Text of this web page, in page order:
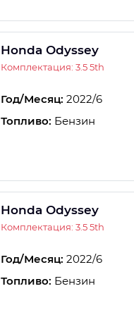
Honda Odyssey
Комплектация: 3.5 5th
Год/Месяц: 2022/6
Топливо: Бензин
Honda Odyssey
Комплектация: 3.5 5th
Год/Месяц: 2022/6
Топливо: Бензин